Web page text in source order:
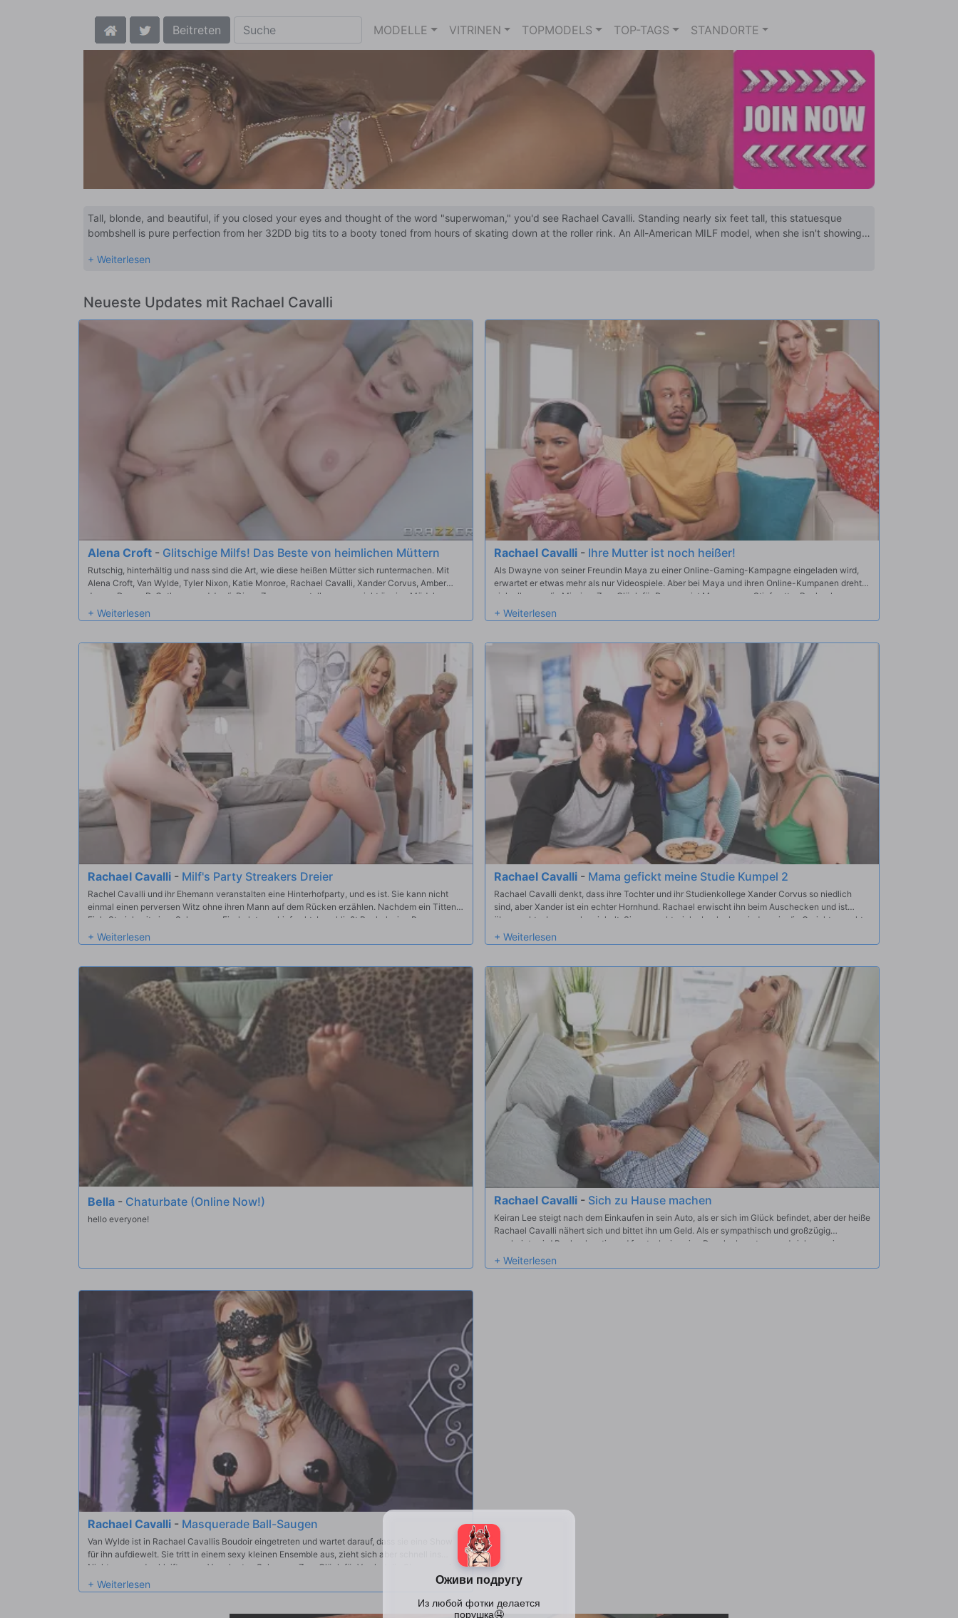
Beitreten MODELLE VITRINEN TOPMODELS TOP-TAGS STANDORTE
Tall, blonde, and beautiful, if you closed your eyes and thought of the word "superwoman," you'd see Rachael Cavalli. Standing nearly six feet tall, this statuesque
bombshell is pure perfection from her 32DD big tits to a booty toned from hours of skating down at the roller rink. An All-American MILF model, when she isn't showing
the feeling of joy that cums with every Rachael Cavalli scene!
Neueste Updates mit Rachael Cavalli
Alena Croft - Glitschige Milfs! Das Beste von heimlichen Müttern
Rutschig, hinterhältig und nass sind die Art, wie diese heißen Mütter sich runtermachen. Mit
Alena Croft, Van Wylde, Tyler Nixon, Katie Monroe, Rachael Cavalli, Xander Corvus, Amber
Jayne, Danny D, Cytherea und Jordi. Diese Zusammenstellung verspricht üppige Mädels,
freche Schlampen, mehrere Positionen und eine rundum böse Zeit.
Rachael Cavalli - Ihre Mutter ist noch heißer!
Als Dwayne von seiner Freundin Maya zu einer Online-Gaming-Kampagne eingeladen wird,
erwartet er etwas mehr als nur Videospiele. Aber bei Maya und ihren Online-Kumpanen dreht
sich alles um die Mission. Zum Glück für Dwayne ist Mayas neue Stiefmutter Rachael zu
Hause und möchte mit seinem Joystick spielen!
Rachael Cavalli - Milf's Party Streakers Dreier
Rachel Cavalli und ihr Ehemann veranstalten eine Hinterhofparty, und es ist. Sie kann nicht
einmal einen perversen Witz ohne ihren Mann auf dem Rücken erzählen. Nachdem ein Titten-
Fick-Streich mit einer Schwanen-Eisskulptur schief geht, beschließt Rachel, eine Pause
einzulegen. Während sie draußen ist, spioniert sie ein paar Skater-College-Männer, Damion
Daski und Juan Loco, aus, die auf der Straße herumlungern. Mit ihrer Hilfe dreht Rachel den
Hooligans zu manipulieren, was noch mehr Chaos verursacht, wenn sie sich an ihn wenden,
indem sie sich die Kleider vom Leib reißen und eine Szene mit harten, gespannten Streifen
schaffen. Die Kellnerin, Madi Collins, kann nicht widerstehen, dass ein Ankleideabfall
herunterkommt, und steigt in die perverse Aktion ein. Es dauert nicht lange, bis alle prüden
Gäste weg sind und es ist ein Dreier.
Rachael Cavalli - Mama gefickt meine Studie Kumpel 2
Rachael Cavalli denkt, dass ihre Tochter und ihr Studienkollege Xander Corvus so niedlich
sind, aber Xander ist ein echter Hornhund. Rachael erwischt ihn beim Auschecken und ist
überrascht, aber geschmeichelt. Sie versucht, sich abzulenken, indem sie die Gerichte macht,
aber sie lässt einen schockiert fallen, als sie merkt, dass er abrudert. Rachael beugt sich nach
unten, um das Gericht abzuholen und kann nicht anders, als von seinem harten Schwanz
Tochter direkt neben ihm sitzt! Hoffentlich werden sie nicht erwischt...
Bella - Chaturbate (Online Now!)
hello everyone!
Rachael Cavalli - Sich zu Hause machen
Keiran Lee steigt nach dem Einkaufen in sein Auto, als er sich im Glück befindet, aber der heiße
Rachael Cavalli nähert sich und bittet ihn um Geld. Als er sympathisch und großzügig
erscheint, wird Rachael mutig und fragt, ob sie seine Dusche benutzen und sich an seinem
Platz entspannen kann; Keiran lehnt ab, weil seine Frau es nicht mag. Rachael lässt nicht so
leicht auf, schleicht sich in den Rücksitz des Autos und schleicht sich dann in Keirans Haus,
Rachael Cavalli - Masquerade Ball-Saugen
Van Wylde ist in Rachael Cavallis Boudoir eingetreten und wartet darauf, dass sie eine Show
für ihn aufdiewelt. Sie tritt in einem sexy kleinen Ensemble aus, zieht sich aber schnell ins
Nichts aus und schleift gegen Vans harten Schwanz. Zum Glück für Van hat die Show gerade
erst begonnen...